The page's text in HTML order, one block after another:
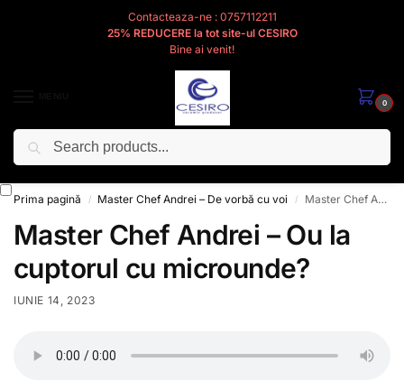
Contacteaza-ne : 0757112211
25% REDUCERE la tot site-ul CESIRO
Bine ai venit!
0
Cesiro
Prima pagină / Master Chef Andrei – De vorbă cu voi / Master Chef Andrei – Ou la cuptorul cu microunde?
Master Chef Andrei – Ou la
cuptorul cu microunde?
IUNIE 14, 2023